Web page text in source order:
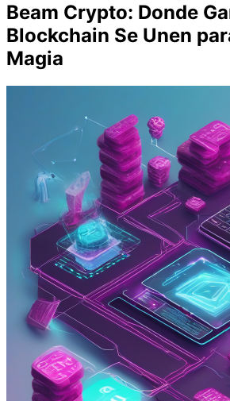
Beam Crypto: Donde
Blockchain Se Unen
Magia